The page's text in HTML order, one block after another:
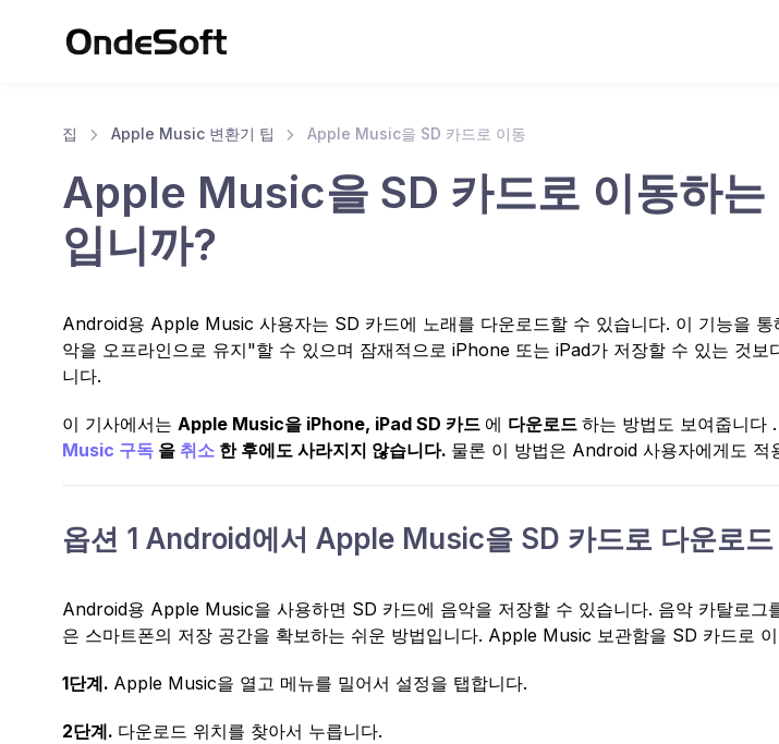
집 Apple Music 변환기 팁 Apple Music을 SD 카드로 이동
Apple Music을 SD 카드로 이동하는
입니까?
Android용 Apple Music 사용자는 SD 카드에 노래를 다운로드할 수 있습니다. 이 기능을
악을 오프라인으로 유지"할 수 있으며 잠재적으로 iPhone 또는 iPad가 저장할 수 있는 것보
니다.
이 기사에서는 Apple Music을 iPhone, iPad SD 카드 에 다운로드 하는 방법도 보여줍니다
Music 구독 을 취소 한 후에도 사라지지 않습니다. 물론 이 방법은 Android 사용자에게도 적
옵션 1 Android에서 Apple Music을 SD 카드로 다운로드
Android용 Apple Music을 사용하면 SD 카드에 음악을 저장할 수 있습니다. 음악 카탈로그
은 스마트폰의 저장 공간을 확보하는 쉬운 방법입니다. Apple Music 보관함을 SD 카드로
1단계. Apple Music을 열고 메뉴를 밀어서 설정을 탭합니다.
2단계. 다운로드 위치를 찾아서 누릅니다.